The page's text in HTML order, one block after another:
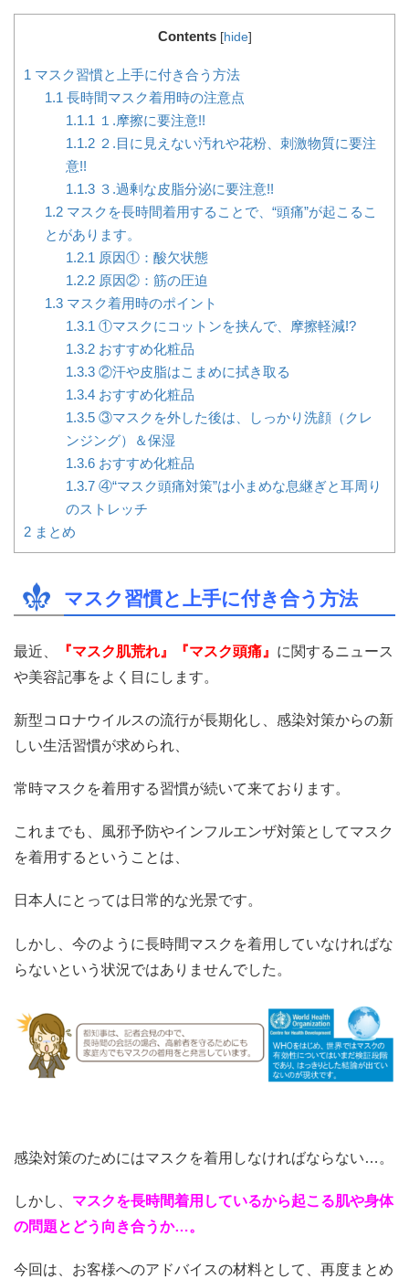
Contents [hide]
1 マスク習慣と上手に付き合う方法
1.1 長時間マスク着用時の注意点
1.1.1 １.摩擦に要注意!!
1.1.2２.目に見えない汚れや花粉、刺激物質に要注
意!!
1.1.3３.過剰な皮脂分泌に要注意!!
1.2マスクを長時間着用することで、“頭痛”が起こるこ
とがあります。
1.2.1 原因①：酸欠状態
1.2.2原因②：筋の圧迫
1.3マスク着用時のポイント
1.3.1 ①マスクにコットンを挟んで、摩擦軽減!?
1.3.2おすすめ化粧品
1.3.3②汗や皮脂はこまめに拭き取る
1.3.4おすすめ化粧品
1.3.5③マスクを外した後は、しっかり洗顔（クレ
ンジング）＆保湿
1.3.6おすすめ化粧品
1.3.7④“マスク頭痛対策”は小まめな息継ぎと耳周り
のストレッチ
2 まとめ
マスク習慣と上手に付き合う方法
最近、 『マスク肌荒れ 』『マスク頭痛 』 に関するニュース
や美容記事をよく目にします。
新型コロナウイルスの流行が長期化し、感染対策からの新
しい生活習慣が求められ、
常時マスクを着用する習慣が続いて来ております。
これまでも、風邪予防やインフルエンザ対策としてマスク
を着用するということは、
日本人にとっては日常的な光景です。
しかし、今のように長時間マスクを着用していなければな
らないという状況ではありませんでした。
感染対策のためにはマスクを着用しなければならない…。
しかし、 マスクを長時間着用しているから起こる肌や身体
の問題とどう向き合うか…。
今回は、お客様へのアドバイスの材料として、再度まとめ